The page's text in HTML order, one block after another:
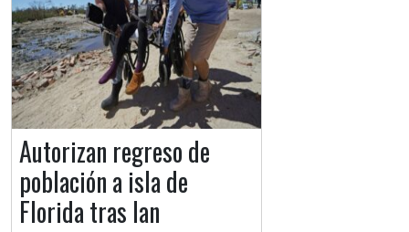
Autorizan regreso de
población a isla de
Florida tras Ian